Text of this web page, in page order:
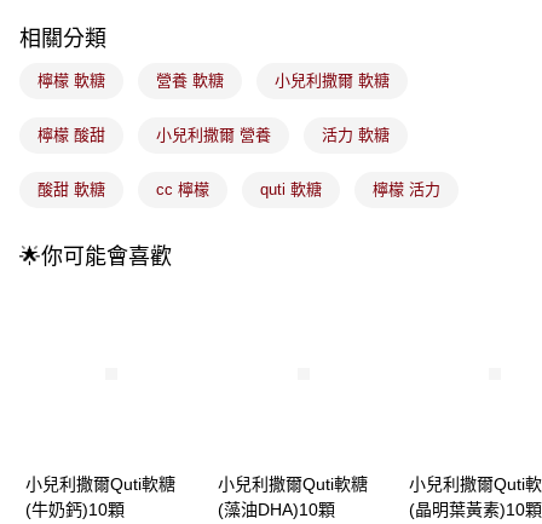
3.實際核准額度、可分期數及費用金額請依後續交易確認頁面所載為準。
4.訂單成立30分鐘內，如未前往確認交易或遇審核未通過，訂單將自動取
消。如遇「轉專審核」未通過狀況，表示未達大哥付你分期系統評分，恕無
1.分期款項不併入電信帳單，「大哥付你分期」於每月結算日後寄送繳費提
2.透過簡訊連結打開帳單後，可選擇「超商條碼／台灣大直營門市／銀行轉
【注意事項】
1.本服務係由「台灣大哥大股份有限公司」（以下簡稱本公司）所提供，讓
全家取貨付款
每筆NT$100，滿NT$899(含以上)免運費
每筆NT$100，滿NT$899(含以上)免運費
7-11取貨付款
付款後7-11取貨
付款後門市自取
相關分類
檸檬 軟糖 營養 軟糖 小兒利撒爾 軟糖
檸檬 酸甜 小兒利撒爾 營養 活力 軟糖
酸甜 軟糖 cc 檸檬 quti 軟糖 檸檬 活力
🌟你可能會喜歡
小兒利撒爾Quti軟糖
(牛奶鈣)10顆
小兒利撒爾Quti軟糖
(藻油DHA)10顆
小兒利撒爾Quti
(晶明葉黃素)10顆